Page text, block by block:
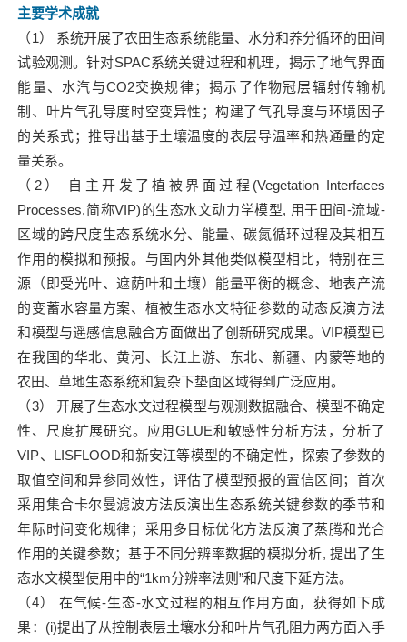
主要学术成就
（1） 系统开展了农田生态系统能量、水分和养分循环的田间
试验观测。针对SPAC系统关键过程和机理，揭示了地气界面
能量、水汽与CO2交换规律；揭示了作物冠层辐射传输机
制、叶片气孔导度时空变异性；构建了气孔导度与环境因子
的关系式；推导出基于土壤温度的表层导温率和热通量的定
量关系。
（2） 自主开发了植被界面过程(Vegetation Interfaces
Processes,简称VIP)的生态水文动力学模型, 用于田间-流域-
区域的跨尺度生态系统水分、能量、碳氮循环过程及其相互
作用的模拟和预报。与国内外其他类似模型相比，特别在三
源（即受光叶、遮荫叶和土壤）能量平衡的概念、地表产流
的变蓄水容量方案、植被生态水文特征参数的动态反演方法
和模型与遥感信息融合方面做出了创新研究成果。VIP模型已
在我国的华北、黄河、长江上游、东北、新疆、内蒙等地的
农田、草地生态系统和复杂下垫面区域得到广泛应用。
（3） 开展了生态水文过程模型与观测数据融合、模型不确定
性、尺度扩展研究。应用GLUE和敏感性分析方法，分析了
VIP、LISFLOOD和新安江等模型的不确定性，探索了参数的
取值空间和异参同效性，评估了模型预报的置信区间；首次
采用集合卡尔曼滤波方法反演出生态系统关键参数的季节和
年际时间变化规律；采用多目标优化方法反演了蒸腾和光合
作用的关键参数；基于不同分辨率数据的模拟分析, 提出了生
态水文模型使用中的“1km分辨率法则”和尺度下延方法。
（4） 在气候-生态-水文过程的相互作用方面，获得如下成
果：(i)提出了从控制表层土壤水分和叶片气孔阻力两方面入手